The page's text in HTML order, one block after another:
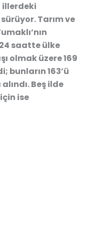
illerdeki
Tarım ve
saatte ülke
olmak üzere 169
bunların 163’ü
Beş ilde
ise